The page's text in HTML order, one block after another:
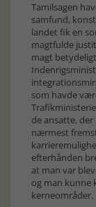
Tamilsagen
samfund,
landet fik en
magtfulde
magt
som havde
de ansatte,
nærmest
efterhånden
at man var
og man kunne
kerneområder.